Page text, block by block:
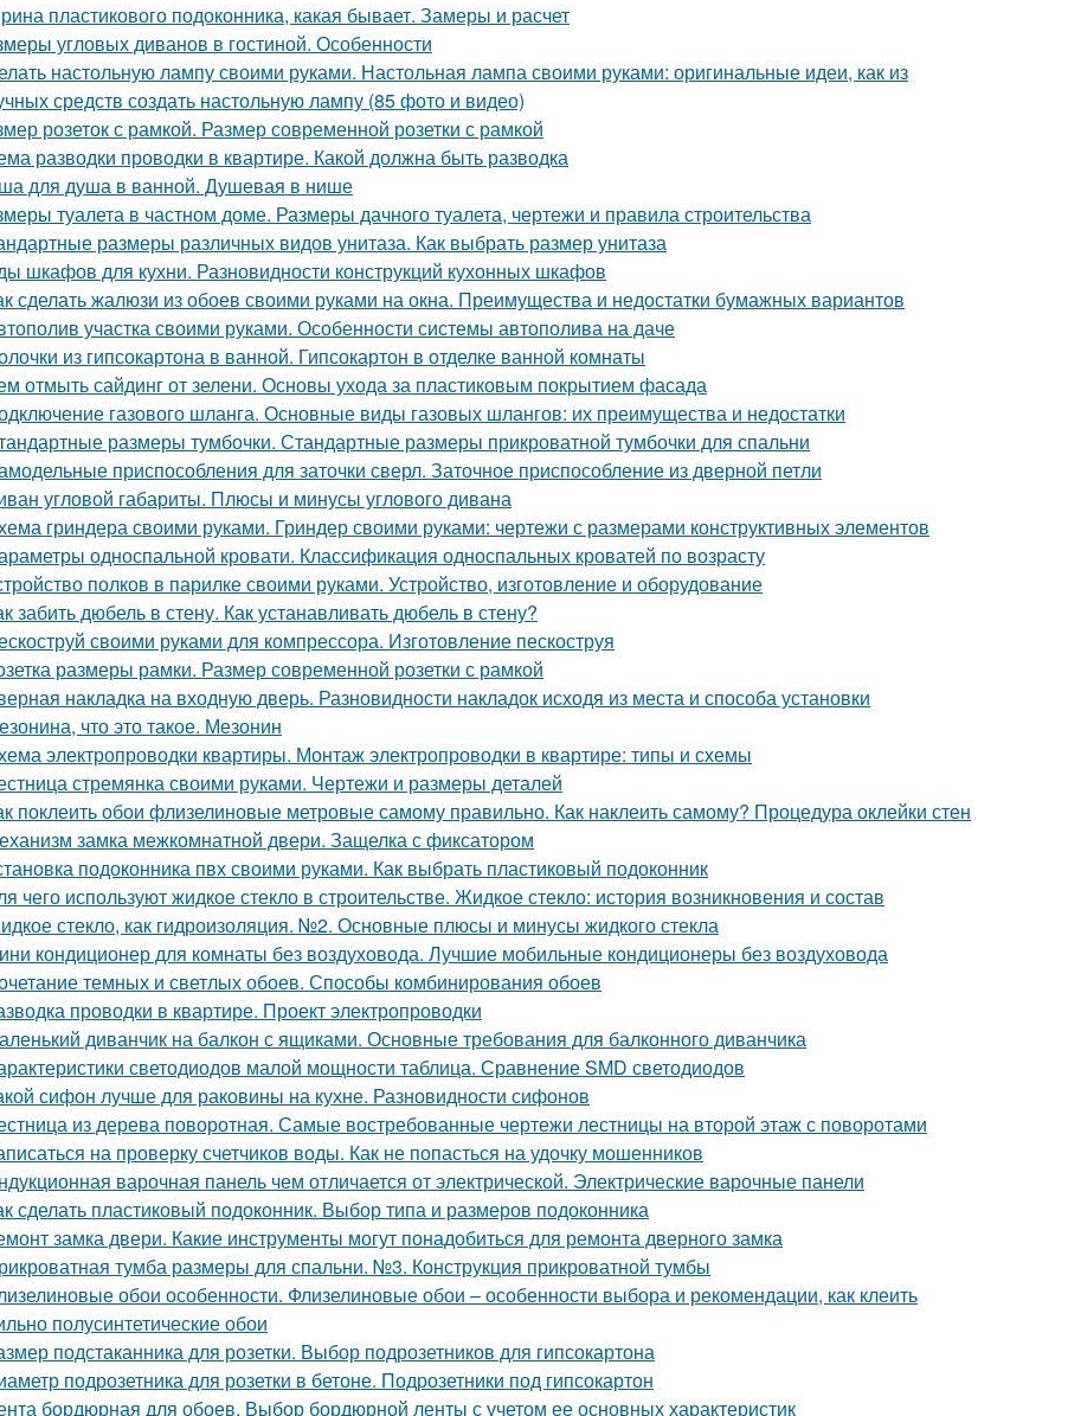
пластикового подоконника, какая бывает. Замеры и расчет
угловых диванов в гостиной. Особенности
настольную лампу своими руками. Настольная лампа своими руками: оригинальные идеи, как из
средств создать настольную лампу (85 фото и видео)
розеток с рамкой. Размер современной розетки с рамкой
разводки проводки в квартире. Какой должна быть разводка
для душа в ванной. Душевая в нише
туалета в частном доме. Размеры дачного туалета, чертежи и правила строительства
размеры различных видов унитаза. Как выбрать размер унитаза
шкафов для кухни. Разновидности конструкций кухонных шкафов
сделать жалюзи из обоев своими руками на окна. Преимущества и недостатки бумажных вариантов
участка своими руками. Особенности системы автополива на даче
из гипсокартона в ванной. Гипсокартон в отделке ванной комнаты
отмыть сайдинг от зелени. Основы ухода за пластиковым покрытием фасада
газового шланга. Основные виды газовых шлангов: их преимущества и недостатки
размеры тумбочки. Стандартные размеры прикроватной тумбочки для спальни
приспособления для заточки сверл. Заточное приспособление из дверной петли
угловой габариты. Плюсы и минусы углового дивана
гриндера своими руками. Гриндер своими руками: чертежи с размерами конструктивных элементов
односпальной кровати. Классификация односпальных кроватей по возрасту
полков в парилке своими руками. Устройство, изготовление и оборудование
забить дюбель в стену. Как устанавливать дюбель в стену?
своими руками для компрессора. Изготовление пескоструя
размеры рамки. Размер современной розетки с рамкой
накладка на входную дверь. Разновидности накладок исходя из места и способа установки
что это такое. Мезонин
электропроводки квартиры. Монтаж электропроводки в квартире: типы и схемы
стремянка своими руками. Чертежи и размеры деталей
поклеить обои флизелиновые метровые самому правильно. Как наклеить самому? Процедура оклейки стен
замка межкомнатной двери. Защелка с фиксатором
подоконника пвх своими руками. Как выбрать пластиковый подоконник
чего используют жидкое стекло в строительстве. Жидкое стекло: история возникновения и состав
стекло, как гидроизоляция. №2. Основные плюсы и минусы жидкого стекла
кондиционер для комнаты без воздуховода. Лучшие мобильные кондиционеры без воздуховода
темных и светлых обоев. Способы комбинирования обоев
проводки в квартире. Проект электропроводки
диванчик на балкон с ящиками. Основные требования для балконного диванчика
светодиодов малой мощности таблица. Сравнение SMD светодиодов
сифон лучше для раковины на кухне. Разновидности сифонов
из дерева поворотная. Самые востребованные чертежи лестницы на второй этаж с поворотами
на проверку счетчиков воды. Как не попасться на удочку мошенников
варочная панель чем отличается от электрической. Электрические варочные панели
сделать пластиковый подоконник. Выбор типа и размеров подоконника
замка двери. Какие инструменты могут понадобиться для ремонта дверного замка
тумба размеры для спальни. №3. Конструкция прикроватной тумбы
обои особенности. Флизелиновые обои – особенности выбора и рекомендации, как клеить
полусинтетические обои
подстаканника для розетки. Выбор подрозетников для гипсокартона
подрозетника для розетки в бетоне. Подрозетники под гипсокартон
бордюрная для обоев. Выбор бордюрной ленты с учетом ее основных характеристик